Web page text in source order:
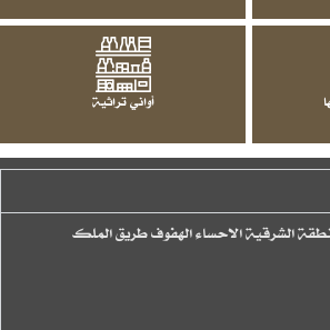
أواني تراثية
الشرقية الاحساء الهفوف طريق الملك